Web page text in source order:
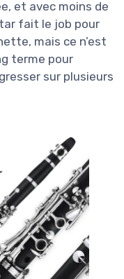
et avec moins de
fait le job pour
mais ce n’est
terme pour
sur plusieurs